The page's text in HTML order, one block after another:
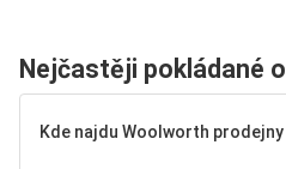
Nejčastěji pokládané
Kde najdu Woolworth prodejny